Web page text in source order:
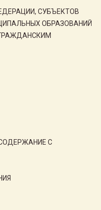
СУБЪЕКТОВ
ОБРАЗОВАНИЙ
СОДЕРЖАНИЕ С